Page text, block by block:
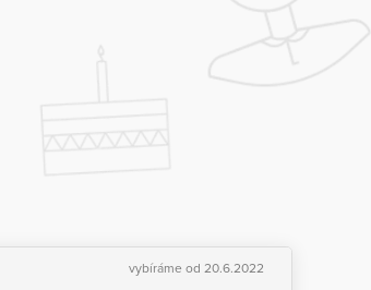
vybíráme od 20.6.2022